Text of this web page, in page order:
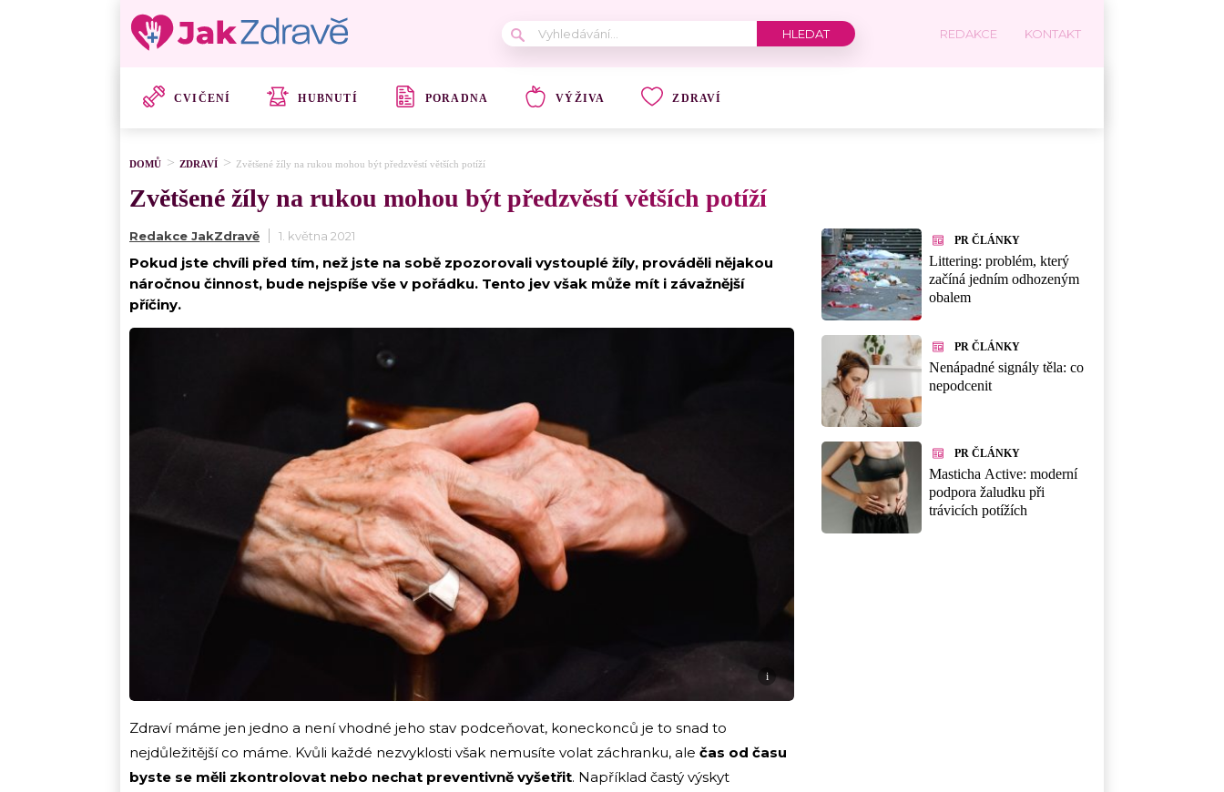
REDAKCE KONTAKT
CVIČENÍ HUBNUTÍ PORADNA VÝŽIVA ZDRAVÍ
DOMŮ ZDRAVÍ Zvětšené žíly na rukou mohou být předzvěstí větších potíží
Zvětšené žíly na rukou mohou být předzvěstí větších potíží
Redakce JakZdravě 1. května 2021
Pokud jste chvíli před tím, než jste na sobě zpozorovali vystouplé žíly, prováděli nějakou
náročnou činnost, bude nejspíše vše v pořádku. Tento jev však může mít i závažnější
příčiny.
i
Zdraví máme jen jedno a není vhodné jeho stav podceňovat, koneckonců je to snad to
nejdůležitější co máme. Kvůli každé nezvyklosti však nemusíte volat záchranku, ale čas od času
byste se měli zkontrolovat nebo nechat preventivně vyšetřit. Například častý výskyt
PR ČLÁNKY
Littering: problém, který
začíná jedním odhozeným
obalem
PR ČLÁNKY
Nenápadné signály těla: co
nepodcenit
PR ČLÁNKY
Masticha Active: moderní
podpora žaludku při
trávicích potížích